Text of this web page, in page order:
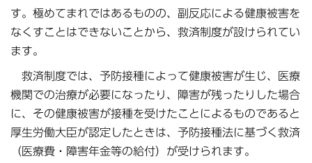
す。極めてまれではあるものの、副反応による健康被害を
なくすことはできないことから、救済制度が設けられてい
ます。
救済制度では、予防接種によって健康被害が生じ、医療
機関での治療が必要になったり、障害が残ったりした場合
に、その健康被害が接種を受けたことによるものであると
厚生労働大臣が認定したときは、予防接種法に基づく救済
（医療費・障害年金等の給付）が受けられます。